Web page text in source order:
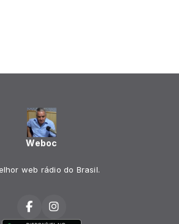
Weboc
web rádio do Brasil.